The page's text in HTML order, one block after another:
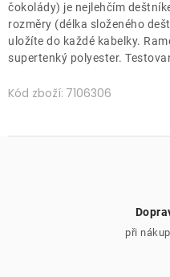
čokolády) je nejlehčím
rozměry (délka složeného
uložíte do každé kabelky.
supertenký polyester.
Kód zboží: 7106306
při